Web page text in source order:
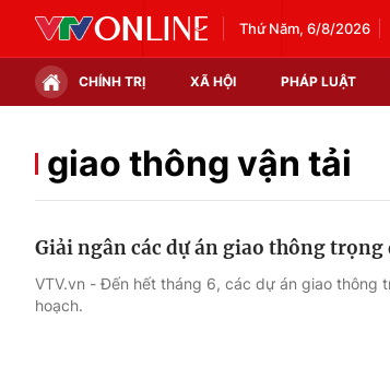
Thứ Năm, 6/8/2026
CHÍNH TRỊ XÃ HỘI PHÁP LUẬT
Chính trị Xã hội
Thế giới đó đây
giao thông vận tải
Giải ngân các dự án giao thông
VTV.vn - Đến hết tháng 6, các dự án giao thông
hoạch.